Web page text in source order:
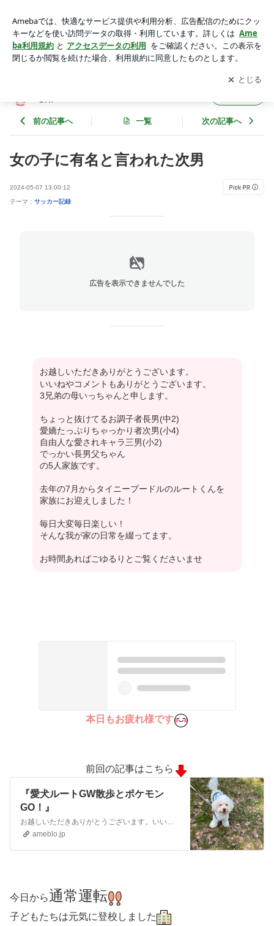
く七色EVERYDAY〜
アプリをダウンロードして ブログの更新通知
を受け取りまし
ょう。
開く
DAY〜
前の記事へ 一覧 次の記事へ
女の子に有名と言われた次男
2024-05-07 13:00:12
テーマ： サッカー記録
広告を表示できませんでした
お越しいただきありがとうございます。
いいねやコメントもありがとうございます。
3兄弟の母いっちゃんと申します。
ちょっと抜けてるお調子者長男(中2)
愛嬌たっぷりちゃっかり者次男(小4)
自由人な愛されキャラ三男(小2)
でっかい長男父ちゃん
の5人家族です。
去年の7月からタイニープードルのルートくんを
家族にお迎えしました！
毎日大変毎日楽しい！
そんな我が家の日常を綴ってます。
お時間あればごゆるりとご覧くださいませ
本日もお疲れ様です
前回の記事はこちら
『愛犬ルートGW散歩とポケモン
GO！』
お越しいただきありがとうございます。いいねやコメントもありがとうございます。3兄弟の母いっちゃんと申します。ちょっと抜けてるお調子者長男(中2)愛嬌たっぷりち…
ameblo.jp
今日から通常運転
子どもたちは元気に登校しました